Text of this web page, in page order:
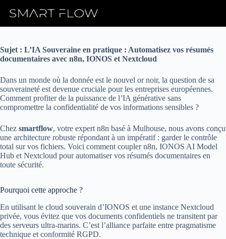
Sujet : L’IA Souveraine en pratique : Automatisez vos résumés
documentaires avec n8n, IONOS et Nextcloud
Dans un monde où la donnée est le nouvel or noir, la question de sa
souveraineté est devenue cruciale pour les entreprises européennes.
Comment profiter de la puissance de l’IA générative sans
compromettre la confidentialité de vos informations sensibles ?
Chez smartflow, votre expert n8n basé à Mulhouse, nous avons conçu
une architecture robuste répondant à un impératif : garder le contrôle
total sur vos fichiers. Voici comment coupler n8n, IONOS AI Model
Hub et Nextcloud pour automatiser vos résumés documentaires en
toute sécurité.
Pourquoi cette approche ?
En utilisant le cloud souverain d’IONOS et une instance Nextcloud
privée, vous évitez que vos documents confidentiels ne transitent par
des serveurs ultra-marins. C’est l’alliance parfaite entre pragmatisme
technique et conformité RGPD.